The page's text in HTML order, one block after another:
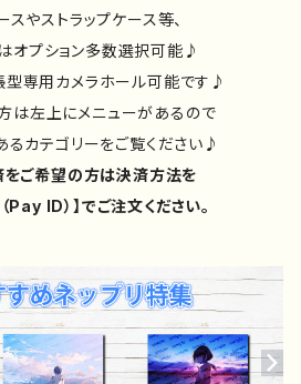
スやストラップケース等、
オプション多数選択可能♪
専用カメラホール可能です♪
は左上にメニューがあるので
るカテゴリーをご覧ください♪
をご希望の方は決済方法を
Pay ID）】でご注文ください。